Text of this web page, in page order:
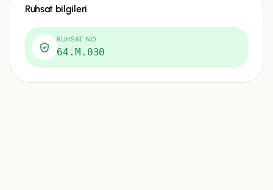
Ruhsat bilgileri
RUHSAT NO
64.M.030